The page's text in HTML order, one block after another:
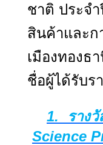
ชาติ ประจำ
สินค้าและก
เมืองทองธ
ชื่อผู้ได้รับร
1. รางวั
Science